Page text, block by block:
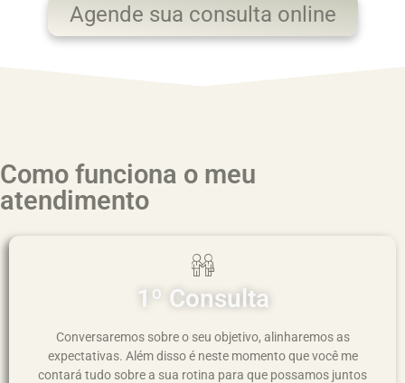
Agende sua consulta online
Como funciona o meu
atendimento
1º Consulta
Conversaremos sobre o seu objetivo, alinharemos as
expectativas. Além disso é neste momento que você me
contará tudo sobre a sua rotina para que possamos juntos